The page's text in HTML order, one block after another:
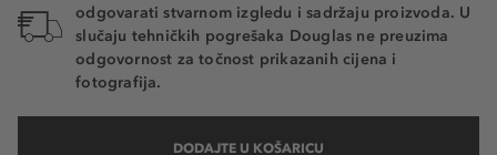
odgovarati stvarnom izgledu i sadržaju proizvoda. U
slučaju tehničkih pogrešaka Douglas ne preuzima
odgovornost za točnost prikazanih cijena i
fotografija.
DODAJTE U KOŠARICU